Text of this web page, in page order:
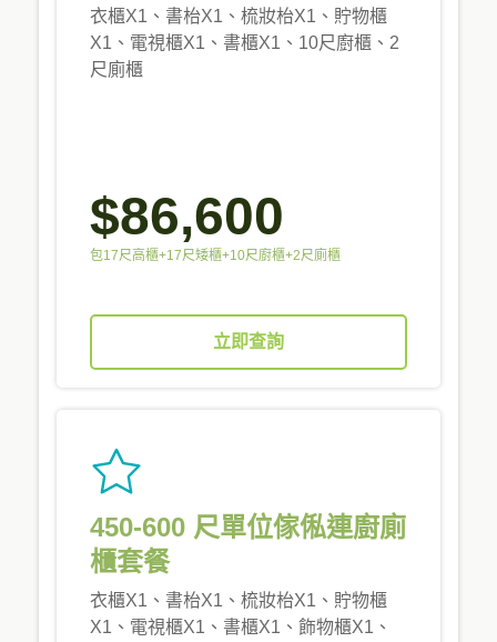
衣櫃X1、書枱X1、梳妝枱X1、貯物櫃
X1、電視櫃X1、書櫃X1、10尺廚櫃、2
尺廁櫃
$86,600
包17尺高櫃+17尺矮櫃+10尺廚櫃+2尺廁櫃
立即查詢
450-600 尺單位傢俬連廚廁
櫃套餐
衣櫃X1、書枱X1、梳妝枱X1、貯物櫃
X1、電視櫃X1、書櫃X1、飾物櫃X1、